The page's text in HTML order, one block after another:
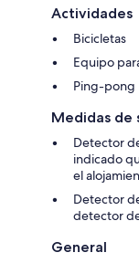
Actividades
Bicicletas
Equipo
Ping-pong
Medidas de
Detector
indicado
el
Detector
detector
General